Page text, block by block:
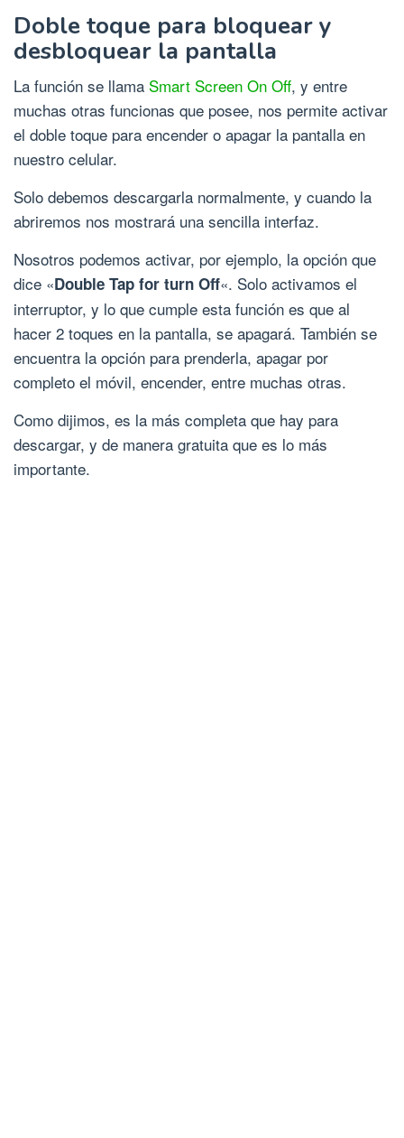
Doble toque para bloquear y
desbloquear la pantalla
La función se llama Smart Screen On Off, y entre
muchas otras funcionas que posee, nos permite activar
el doble toque para encender o apagar la pantalla en
nuestro celular.
Solo debemos descargarla normalmente, y cuando la
abriremos nos mostrará una sencilla interfaz.
Nosotros podemos activar, por ejemplo, la opción que
dice «Double Tap for turn Off«. Solo activamos el
interruptor, y lo que cumple esta función es que al
hacer 2 toques en la pantalla, se apagará. También se
encuentra la opción para prenderla, apagar por
completo el móvil, encender, entre muchas otras.
Como dijimos, es la más completa que hay para
descargar, y de manera gratuita que es lo más
importante.